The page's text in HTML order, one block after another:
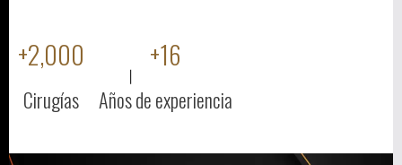
Cirugías
+2,000
Años de experiencia
+16